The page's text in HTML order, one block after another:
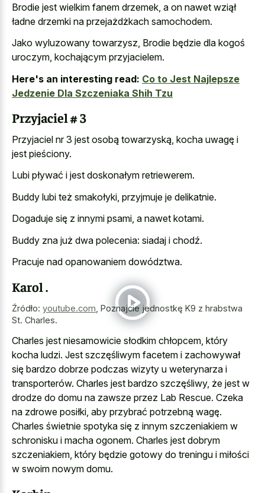
Brodie jest wielkim fanem drzemek, a on nawet wziął
ładne drzemki na przejażdżkach samochodem.
Jako wyluzowany towarzysz, Brodie będzie dla kogoś
uroczym, kochającym przyjacielem.
Here's an interesting read: Co to Jest Najlepsze
Jedzenie Dla Szczeniaka Shih Tzu
Przyjaciel # 3
Przyjaciel nr 3 jest osobą towarzyską, kocha uwagę i
jest pieściony.
Lubi pływać i jest doskonałym retriewerem.
Buddy lubi też smakołyki, przyjmuje je delikatnie.
Dogaduje się z innymi psami, a nawet kotami.
Buddy zna już dwa polecenia: siadaj i chodź.
Pracuje nad opanowaniem dowództwa.
Karol .
Źródło: youtube.com Poznajcie jednostkę K9 z hrabstwa
St. Charles.
Charles jest niesamowicie słodkim chłopcem, który
kocha ludzi. Jest szczęśliwym facetem i zachowywał
się bardzo dobrze podczas wizyty u weterynarza i
transporterów. Charles jest bardzo szczęśliwy, że jest w
drodze do domu na zawsze przez Lab Rescue. Czeka
na zdrowe posiłki, aby przybrać potrzebną wagę.
Charles świetnie spotyka się z innym szczeniakiem w
schronisku i macha ogonem. Charles jest dobrym
szczeniakiem, który będzie gotowy do treningu i miłości
w swoim nowym domu.